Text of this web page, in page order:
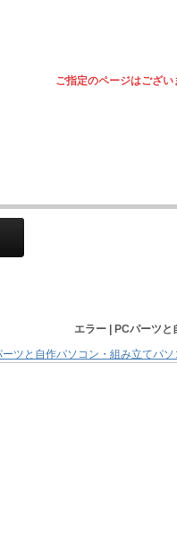
ご指定のページはござい
エラー | PCパーツと
ーツと自作パソコン・組み立てパ